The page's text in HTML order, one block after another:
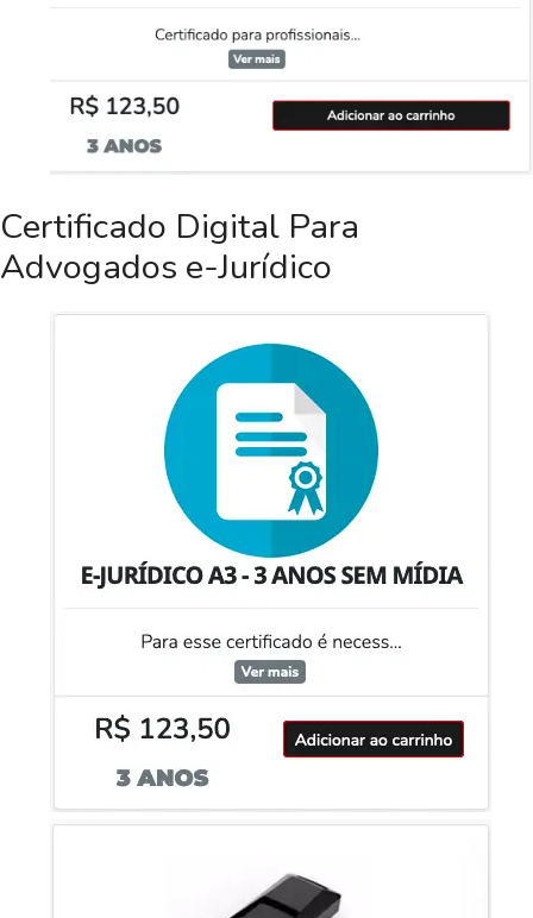
Certificado Digital Para
Advogados e-Jurídico